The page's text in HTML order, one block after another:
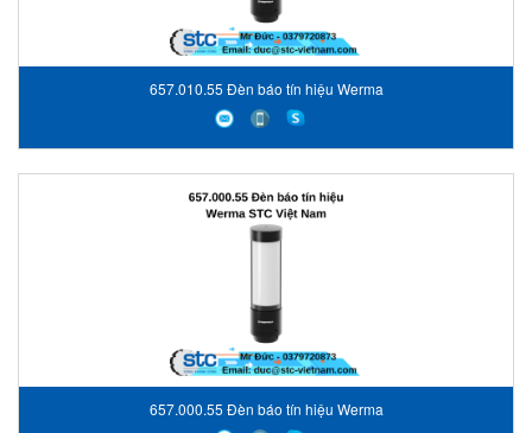
657.010.55 Đèn báo tín hiệu Werma
657.000.55 Đèn báo tín hiệu Werma